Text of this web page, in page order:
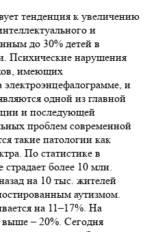
тенденция к увеличению
и
до 30% детей в
Психические нарушения
имеющих
и
одной из главной
и последующей
проблем современной
такие патологии как
По статистике в
более 10 млн.
на 10 тыс. жителей
аутизмом.
на 11–17%. На
– 20%. Сегодня